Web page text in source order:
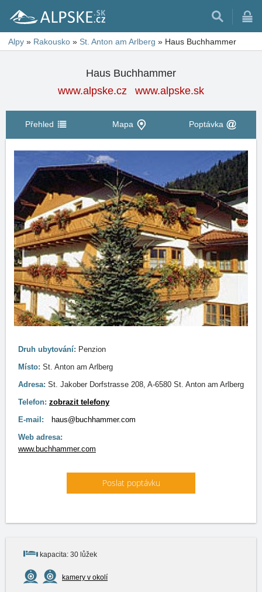
Alpy » Rakousko » St. Anton am Arlberg » Haus Buchhammer
Haus Buchhammer
www.alpske.cz
www.alpske.sk
Přehled Mapa Poptávka
Druh ubytování: Penzion
Místo: St. Anton am Arlberg
Adresa: St. Jakober Dorfstrasse 208, A-6580 St. Anton am Arlberg
Telefon: zobrazit telefony
E-mail:
haus@buchhammer.com
Web adresa:
www.buchhammer.com
Poslat poptávku
kapacita: 30 lůžek
kamery v okolí